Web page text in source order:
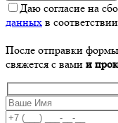
Даю согласие на
данных в
После отправки
свяжется с вами и